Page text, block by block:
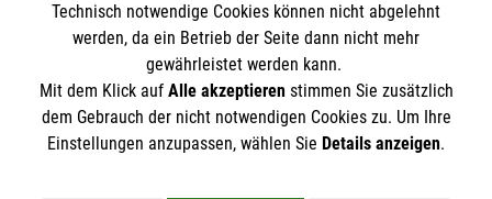
Bank: Pax-Bank für Kirche und Caritas eG
IBAN: DE19 3706 0193 4003 8880 83
BIC: GENODED1PAX
Stichwort: Malteser Hessen
So finden Sie uns
Malteser Landesgeschäftsstelle Hessen
Adalbert-Stifter-Straße 15
Der Malteser Hilfsdienst e.V. ist als eingetragene
Technisch notwendige Cookies können nicht abgelehnt
werden, da ein Betrieb der Seite dann nicht mehr
gewährleistet werden kann.
Mit dem Klick auf Alle akzeptierenstimmen Sie zusätzlich
dem Gebrauch der nicht notwendigen Cookies zu. Um Ihre
Einstellungen anzupassen, wählen Sie Details anzeigen.